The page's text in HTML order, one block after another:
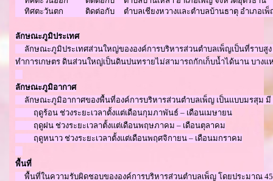
ทิศตะวันตก
ติดต่อกับ
ตำบลเชียงหวางและตำบลบ้านธาตุ อำเภอเ
ลักษณะภูมิประเทศ
ลักษณะภูมิประเทศส่วนใหญ่ขององค์การบริหารส่วนตำบลเพ็ญเป็นที่ราบสู
ทำการเกษตร ดินส่วนใหญ่เป็นดินปนทรายไม่สามารถกักเก็บน้ำได้นาน บาง
ลักษณะภูมิอากาศ
ลักษณะภูมิอากาศของพื้นที่องค์การบริหารส่วนตำบลเพ็ญ เป็นแบบมรสุม มี
ฤดูร้อน ช่วงระยะเวลาตั้งแต่เดือนกุมภาพันธ์ – เดือนเมษายน
ฤดูฝน ช่วงระยะเวลาตั้งแต่เดือนพฤษภาคม – เดือนตุลาคม
ฤดูหนาว ช่วงระยะเวลาตั้งแต่เดือนพฤศจิกายน – เดือนมกราคม
พื้นที่
พื้นที่ในความรับผิดชอบขององค์การบริหารส่วนตำบลเพ็ญ โดยประมาณ